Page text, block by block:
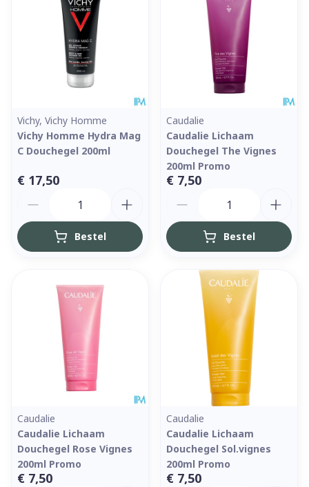
Vichy, Vichy Homme
Vichy Homme Hydra Mag
C Douchegel 200ml
€ 17,50
Bestel
Caudalie
Caudalie Lichaam
Douchegel The Vignes
200ml Promo
€ 7,50
Bestel
Caudalie
Caudalie Lichaam
Douchegel Rose Vignes
200ml Promo
€ 7,50
Caudalie
Caudalie Lichaam
Douchegel Sol.vignes
200ml Promo
€ 7,50